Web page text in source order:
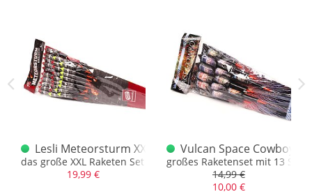
als man denkt..
Lesli Meteorsturm XXL Raketensortiment 27er
das große XXL Raketen Set vom Sonderpreis Baumarkt
19,99 €
Vulcan Space Cowboys
großes Raketenset mit 13 Stück
14,99 €
10,00 €